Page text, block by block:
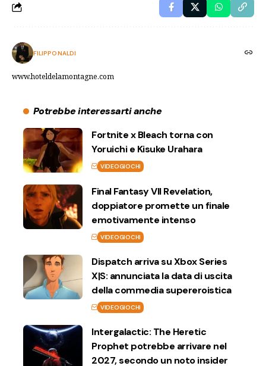
FILIPPO NALDI
www.hoteldelamontagne.com
Potrebbe interessarti anche
Fortnite x Bleach torna con
Yoruichi e Kisuke Urahara
VIDEOGIOCHI
Final Fantasy VII Revelation,
doppiatore promette un finale
emotivamente intenso
VIDEOGIOCHI
Dispatch arriva su Xbox Series
X|S: annunciata la data di uscita
della commedia supereroistica
VIDEOGIOCHI
Intergalactic: The Heretic
Prophet potrebbe arrivare nel
2027, secondo un noto insider